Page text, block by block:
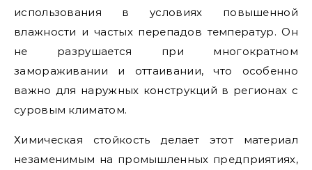
использования в условиях повышенной
влажности и частых перепадов температур. Он
не разрушается при многократном
замораживании и оттаивании, что особенно
важно для наружных конструкций в регионах с
суровым климатом.
Химическая стойкость делает этот материал
незаменимым на промышленных предприятиях,